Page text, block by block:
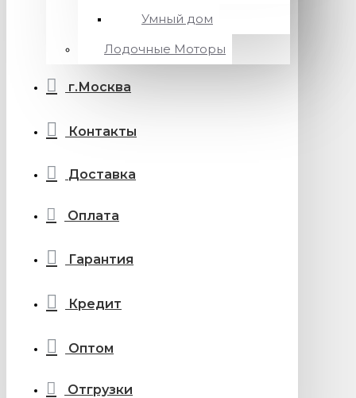
Умный дом
Лодочные Моторы
г.Москва
Контакты
Доставка
Оплата
Гарантия
Кредит
Оптом
Отгрузки